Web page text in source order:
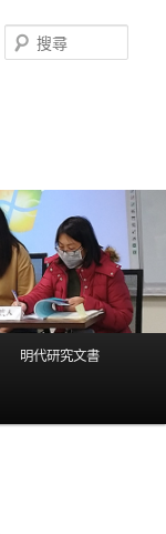
尋
明代研究文書